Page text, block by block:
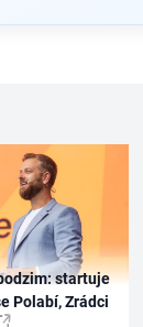
startuje
Polabí, Zrádci